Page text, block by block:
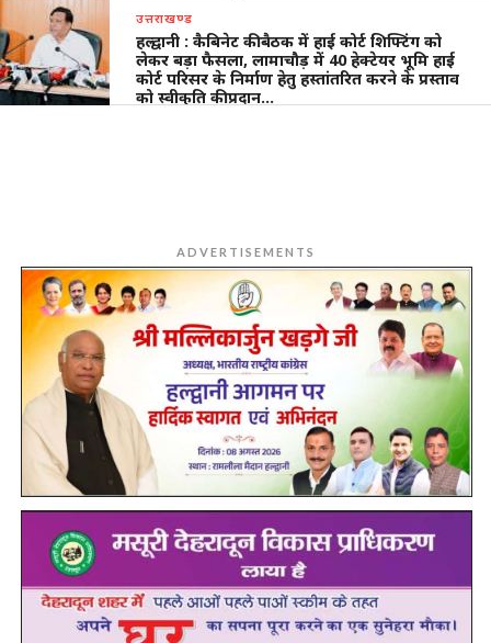
उत्तराखण्ड
हल्द्वानी : कैबिनेट की बैठक में हाई कोर्ट शिफ्टिंग को
लेकर बड़ा फैसला, लामाचौड़ में 40 हेक्टेयर भूमि हाई
कोर्ट परिसर के निर्माण हेतु हस्तांतरित करने के प्रस्ताव
को स्वीकृति की प्रदान…
ADVERTISEMENTS